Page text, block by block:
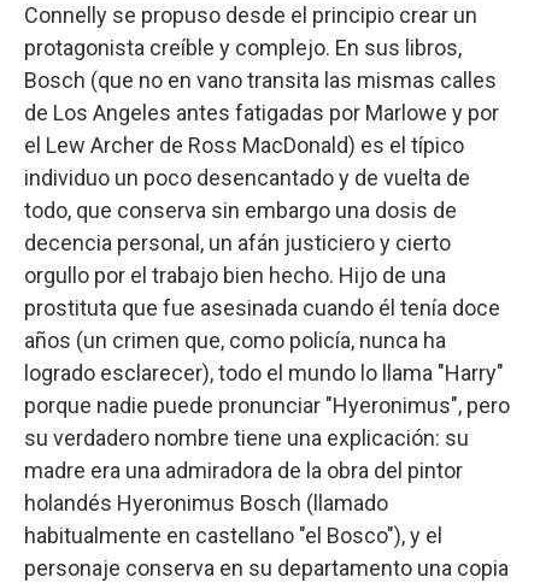
Connelly se propuso desde el principio crear un
protagonista creíble y complejo. En sus libros,
Bosch (que no en vano transita las mismas calles
de Los Angeles antes fatigadas por Marlowe y por
el Lew Archer de Ross MacDonald) es el típico
individuo un poco desencantado y de vuelta de
todo, que conserva sin embargo una dosis de
decencia personal, un afán justiciero y cierto
orgullo por el trabajo bien hecho. Hijo de una
prostituta que fue asesinada cuando él tenía doce
años (un crimen que, como policía, nunca ha
logrado esclarecer), todo el mundo lo llama "Harry"
porque nadie puede pronunciar "Hyeronimus", pero
su verdadero nombre tiene una explicación: su
madre era una admiradora de la obra del pintor
holandés Hyeronimus Bosch (llamado
habitualmente en castellano "el Bosco"), y el
personaje conserva en su departamento una copia